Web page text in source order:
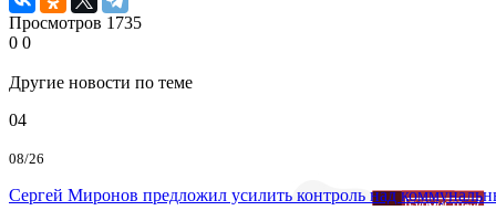
Просмотров 1735
0 0
Другие новости по теме
04
08/26
Сергей Миронов предложил усилить контроль над